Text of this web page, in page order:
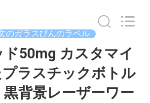
のガラスびんのラベル
50mg カスタマイ
ラスチックボトル
背景レーザーワー